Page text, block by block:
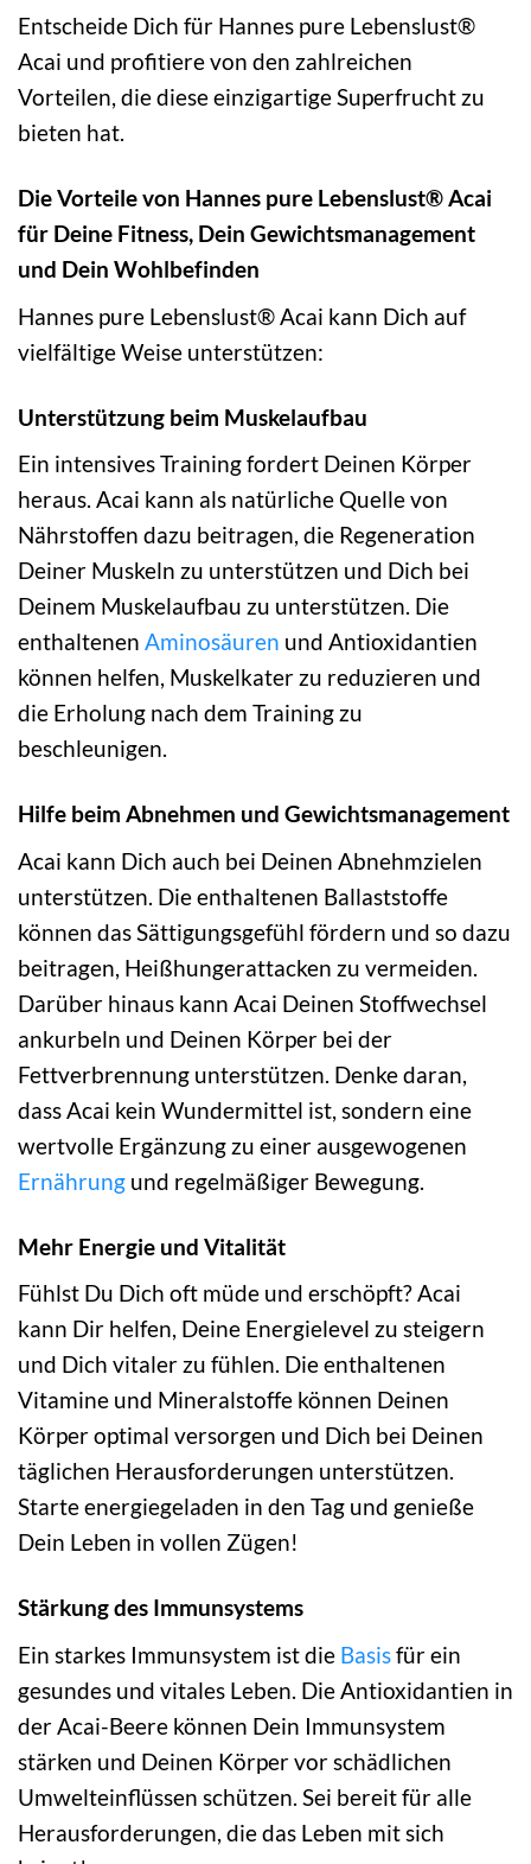
Entscheide Dich für Hannes pure Lebenslust®
Acai und profitiere von den zahlreichen
Vorteilen, die diese einzigartige Superfrucht zu
bieten hat.
Die Vorteile von Hannes pure Lebenslust® Acai
für Deine Fitness, Dein Gewichtsmanagement
und Dein Wohlbefinden
Hannes pure Lebenslust® Acai kann Dich auf
vielfältige Weise unterstützen:
Unterstützung beim Muskelaufbau
Ein intensives Training fordert Deinen Körper
heraus. Acai kann als natürliche Quelle von
Nährstoffen dazu beitragen, die Regeneration
Deiner Muskeln zu unterstützen und Dich bei
Deinem Muskelaufbau zu unterstützen. Die
enthaltenen Aminosäuren und Antioxidantien
können helfen, Muskelkater zu reduzieren und
die Erholung nach dem Training zu
beschleunigen.
Hilfe beim Abnehmen und Gewichtsmanagement
Acai kann Dich auch bei Deinen Abnehmzielen
unterstützen. Die enthaltenen Ballaststoffe
können das Sättigungsgefühl fördern und so dazu
beitragen, Heißhungerattacken zu vermeiden.
Darüber hinaus kann Acai Deinen Stoffwechsel
ankurbeln und Deinen Körper bei der
Fettverbrennung unterstützen. Denke daran,
dass Acai kein Wundermittel ist, sondern eine
wertvolle Ergänzung zu einer ausgewogenen
Ernährung und regelmäßiger Bewegung.
Mehr Energie und Vitalität
Fühlst Du Dich oft müde und erschöpft? Acai
kann Dir helfen, Deine Energielevel zu steigern
und Dich vitaler zu fühlen. Die enthaltenen
Vitamine und Mineralstoffe können Deinen
Körper optimal versorgen und Dich bei Deinen
täglichen Herausforderungen unterstützen.
Starte energiegeladen in den Tag und genieße
Dein Leben in vollen Zügen!
Stärkung des Immunsystems
Ein starkes Immunsystem ist die Basisfür ein
gesundes und vitales Leben. Die Antioxidantien in
der Acai-Beere können Dein Immunsystem
stärken und Deinen Körper vor schädlichen
Umwelteinflüssen schützen. Sei bereit für alle
Herausforderungen, die das Leben mit sich